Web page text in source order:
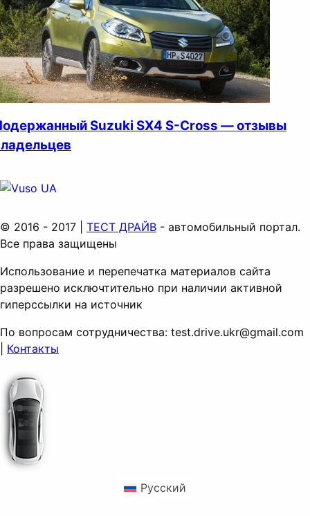
Suzuki SX4 S-Cross — отзывы
© 2016 - 2017 | ТЕСТ ДРАЙВ - автомобильный портал.
Все права защищены
Использование и перепечатка материалов сайта
разрешено исключтительно при наличии активной
гиперссылки на источник
По вопросам сотрудничества: test.drive.ukr@gmail.com
Контакты
Русский